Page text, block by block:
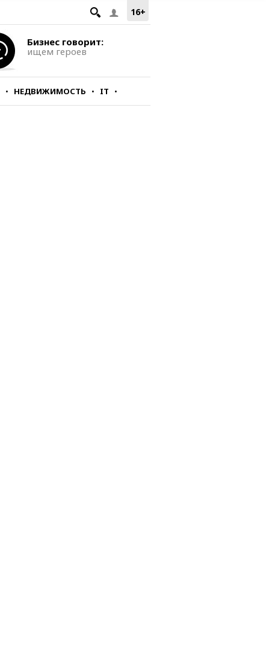
16+
Бизнес говорит:
ищем героев
НЕДВИЖИМОСТЬ IT